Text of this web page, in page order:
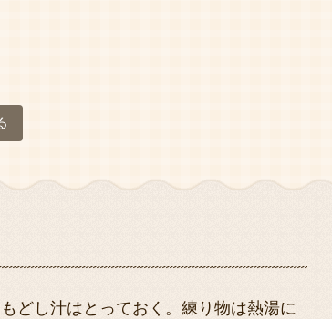
どし汁はとっておく。練り物は熱湯に